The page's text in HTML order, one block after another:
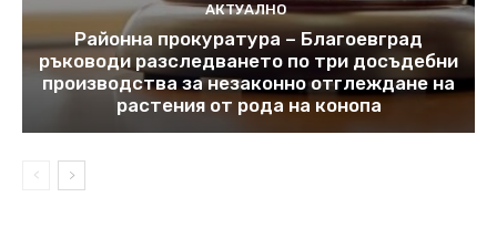
АКТУАЛНО
Районна прокуратура – Благоевград
ръководи разследването по три досъдебни
производства за незаконно отглеждане на
растения от рода на конопа